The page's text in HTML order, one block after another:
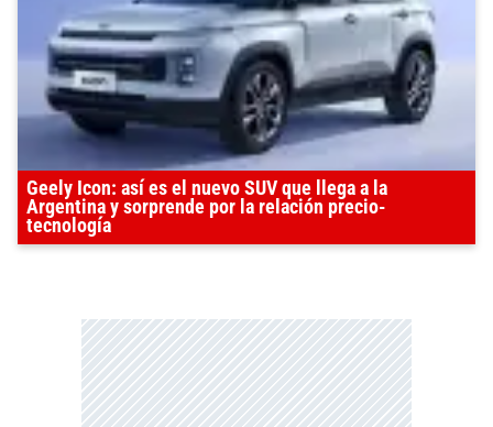
Geely Icon: así es el nuevo SUV que llega a la
Argentina y sorprende por la relación precio-
tecnología